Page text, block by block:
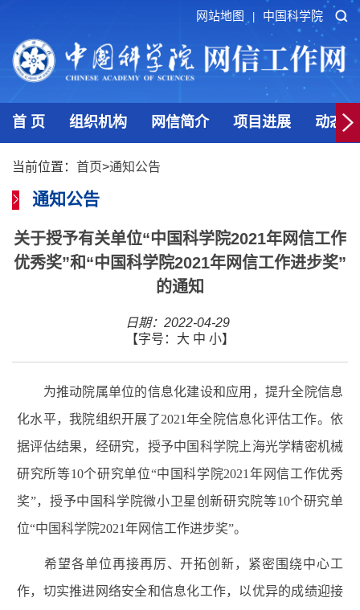
网站地图 中国科学院
首 页 组织机构 网信简介 项目进展 动态
当前位置： 首页>通知公告
通知公告
关于授予有关单位“中国科学院2021年网信工作
优秀奖”和“中国科学院2021年网信工作进步奖”
的通知
日期：2022-04-29
【字号： 大 中 小】
为推动院属单位的信息化建设和应用，提升全院信息
化水平，我院组织开展了2021年全院信息化评估工作。依
据评估结果，经研究，授予中国科学院上海光学精密机械
研究所等10个研究单位“中国科学院2021 年网信工作优秀
奖”，授予中国科学院微小卫星创新研究院等10个研究单
位“中国科学院2021年网信工作进步奖”。
希望各单位再接再厉、开拓创新，紧密围绕中心工
作，切实推进网络安全和信息化工作，以优异的成绩迎接